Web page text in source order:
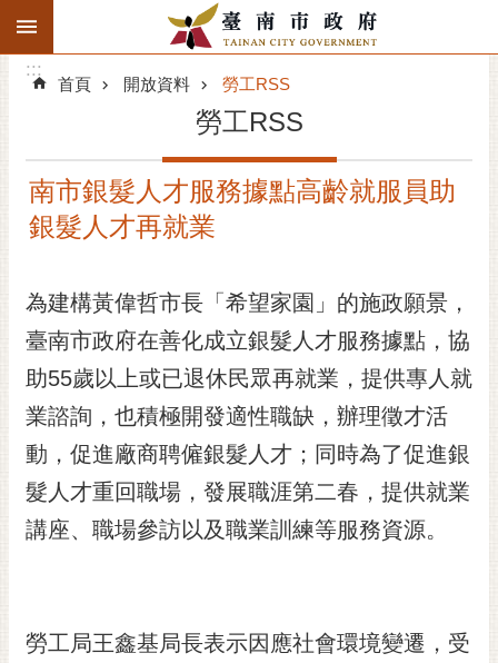
跳到主要內容區塊
搜
階
精彩府城
市府團隊
主題服務
市政資訊
市民互動
黃
光
:::
:::
首頁 開放資料 勞工RSS
勞工RSS
南市銀髮人才服務據點高齡就服員助
銀髮人才再就業
為建構黃偉哲市長「希望家園」的施政願景，
臺南市政府在善化成立銀髮人才服務據點，協
助55歲以上或已退休民眾再就業，提供專人就
業諮詢，也積極開發適性職缺，辦理徵才活
動，促進廠商聘僱銀髮人才；同時為了促進銀
髮人才重回職場，發展職涯第二春，提供就業
講座、職場參訪以及職業訓練等服務資源。
勞工局王鑫基局長表示因應社會環境變遷，受